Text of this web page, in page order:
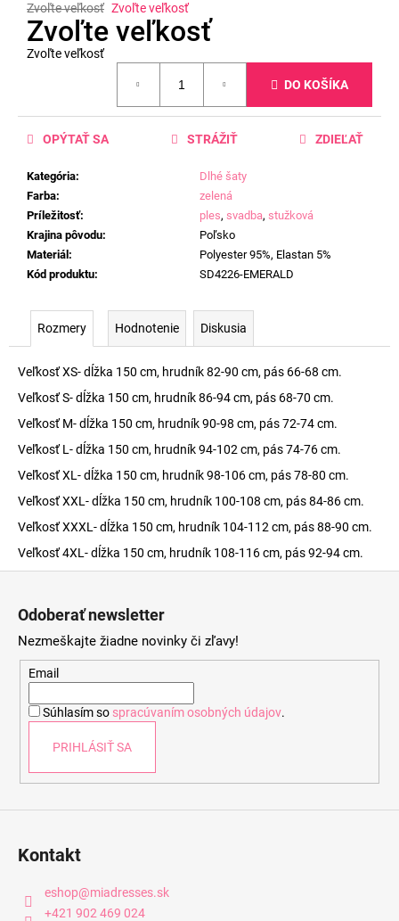
Zvoľte veľkosť Zvoľte veľkosť
Zvoľte veľkosť
Zvoľte veľkosť
DO KOŠÍKA
Kategória:
Dlhé šaty
Farba:
zelená
Príležitosť: ples, svadba, stužková
Krajina pôvodu:
Poľsko
Materiál :
Polyester 95%, Elastan 5%
Kód produktu: SD4226-EMERALD
OPÝTAŤ SA STRÁŽIŤ ZDIEĽAŤ
Rozmery Hodnotenie Diskusia
Veľkosť XS- dĺžka 150 cm, hrudník 82-90 cm, pás 66-68 cm.
Veľkosť S- dĺžka 150 cm, hrudník 86-94 cm, pás 68-70 cm.
Veľkosť M- dĺžka 150 cm, hrudník 90-98 cm, pás 72-74 cm.
Veľkosť L- dĺžka 150 cm, hrudník 94-102 cm, pás 74-76 cm.
Veľkosť XL- dĺžka 150 cm, hrudník 98-106 cm, pás 78-80 cm.
Veľkosť XXL- dĺžka 150 cm, hrudník 100-108 cm, pás 84-86 cm.
Veľkosť XXXL- dĺžka 150 cm, hrudník 104-112 cm, pás 88-90 cm.
Veľkosť 4XL- dĺžka 150 cm, hrudník 108-116 cm, pás 92-94 cm.
Odoberať newsletter
Nezmeškajte žiadne novinky či zľavy!
Email
Súhlasím so spracúvaním osobných údajov.
PRIHLÁSIŤ SA
Kontakt
eshop@miadresses.sk
+421 902 469 024